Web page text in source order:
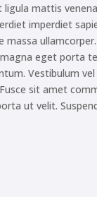
mattis
imperdiet
massa
eget porta
Vestibulum
sit amet
ut velit.